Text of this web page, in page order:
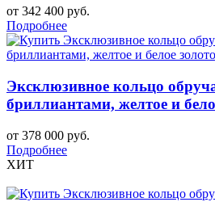
от 342 400 руб.
Подробнее
Эксклюзивное кольцо
бриллиантами, желтое и
от 378 000 руб.
Подробнее
ХИТ